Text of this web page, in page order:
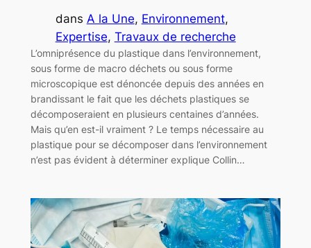
dans A la Une, Environnement
Expertise, Travaux de recherche
L’omniprésence du plastique dans l’environnement,
sous forme de macro déchets ou sous forme
microscopique est dénoncée depuis des années en
brandissant le fait que les déchets plastiques se
décomposeraient en plusieurs centaines d’années.
Mais qu’en est-il vraiment ? Le temps nécessaire au
plastique pour se décomposer dans l’environnement
n’est pas évident à déterminer explique Collin…